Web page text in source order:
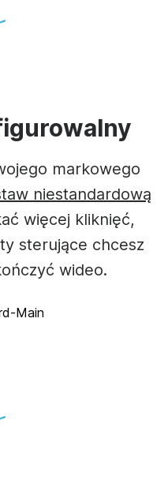
markowego
niestandardową
więcej kliknięć,
sterujące chcesz
wideo.